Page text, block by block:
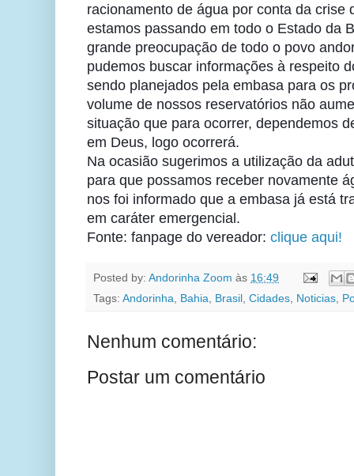
racionamento de água por conta da crise
estamos passando em todo o Estado da
grande preocupação de todo o povo a
pudemos buscar informações à respeito
sendo planejados pela embasa para os
volume de nossos reservatórios não
situação que para ocorrer, dependemos
em Deus, logo ocorrerá.
Na ocasião sugerimos a utilização da
para que possamos receber novamente
nos foi informado que a embasa já está
em caráter emergencial.
Fonte: fanpage do vereador: clique aqui!
Posted by: Andorinha Zoom às 16:49
Tags: Andorinha, Bahia, Brasil , Cidades, Noticias,
Nenhum comentário:
Postar um comentário